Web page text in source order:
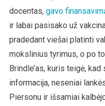
docentas, gavo
ir labai pasisako už
pradedant viešai platinti
mokslinius tyrimus, o po
Brindle’as, kuris teigė,
informacija, neseniai
Piersonu ir išsamiai